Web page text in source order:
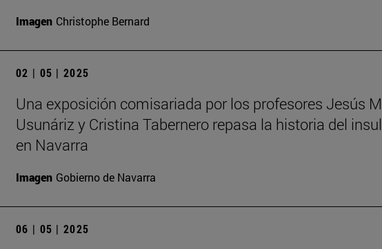
Imagen Christophe Bernard
02 | 05 | 2025
Una exposición comisariada por los profesores Jesús
Usunáriz y Cristina Tabernero repasa la historia del
en Navarra
Imagen Gobierno de Navarra
06 | 05 | 2025